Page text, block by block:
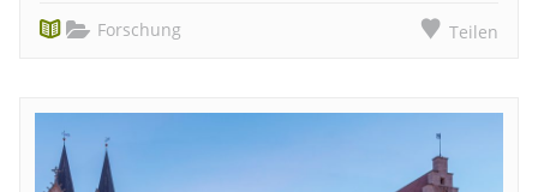
Forschung Teilen